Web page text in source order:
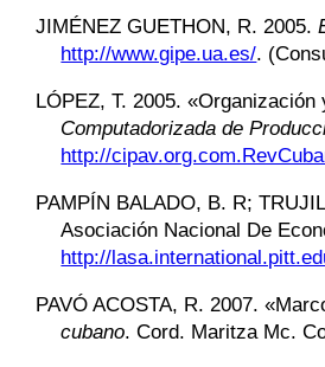
JIMÉNEZ GUETHON, R. 2005.
http://www.gipe.ua.es/.
LÓPEZ, T. 2005.
Computadorizada de
http://
PAMPÍN BALADO, B. R;
Asociación Nacional De
http://
PAVÓ ACOSTA, R. 2007. «
cubano. Cord. Maritza Mc.